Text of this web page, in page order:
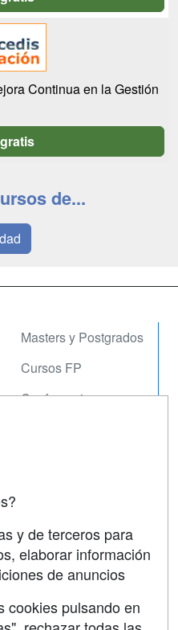
Continua en la Gestión
de...
Masters y Postgrados
Cursos FP
Conferencias
y de terceros para
elaborar información
de anuncios
cookies pulsando en